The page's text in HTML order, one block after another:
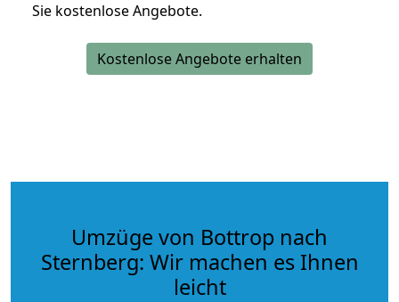
Sie kostenlose Angebote.
Kostenlose Angebote erhalten
Umzüge von Bottrop nach
Sternberg: Wir machen es Ihnen
leicht